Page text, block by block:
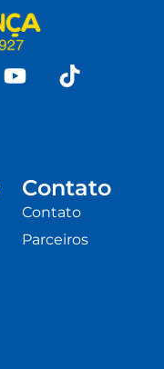
Contato
Contato
Parceiros